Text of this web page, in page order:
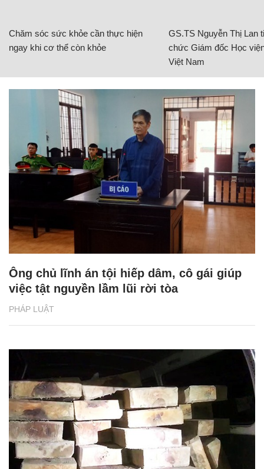
Chăm sóc sức khỏe cần thực hiện
ngay khi cơ thể còn khỏe
GS.TS Nguyễn Thị Lan
chức Giám đốc Học
Việt Nam
PHÁP LUẬT
Ông chủ lĩnh án tội hiếp dâm, cô gái giúp
việc tật nguyền lầm lũi rời tòa